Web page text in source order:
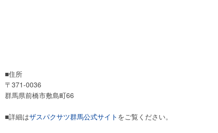
■住所
〒371-0036
群馬県前橋市敷島町66
■詳細はザスパクサツ群馬公式サイト をご覧ください。